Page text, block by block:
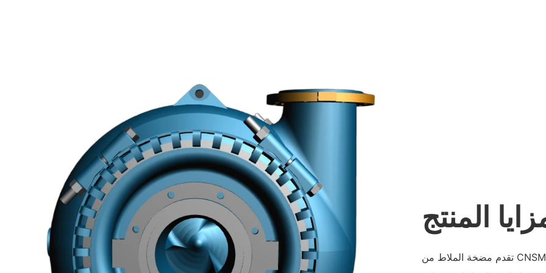
المنتج
تقدم مضخة الملاط من CNSME PUMP مزايا التركيب السهل والتشغيل والأداء الجيد لـ NPSH